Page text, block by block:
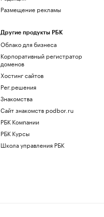
Размещение рекламы
Другие продукты РБК
Облако для бизнеса
Корпоративный регистратор
доменов
Хостинг сайтов
Рег.решения
Знакомства
Сайт знакомств podbor.ru
РБК Компании
РБК Курсы
Школа управления РБК